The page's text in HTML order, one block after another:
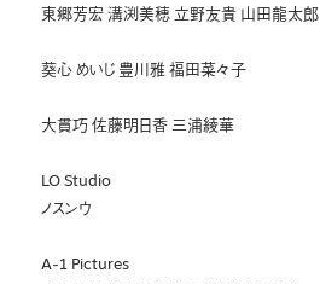
東郷芳宏 溝渕美穂 立野友貴 山田龍太郎
葵心 めいじ 豊川雅 福田菜々子
大貫巧 佐藤明日香 三浦綾華
LO Studio
ノスンウ
A-1 Pictures